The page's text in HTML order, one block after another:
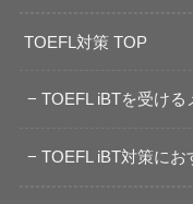
TOEFL対策 TOP
TOEFL iBTを受ける
TOEFL iBT対策に